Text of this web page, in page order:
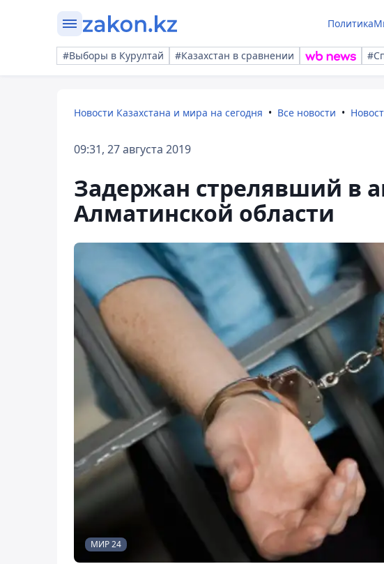
Политика
#Выборы в Курултай #Казахстан в сравнении
Новости Казахстана и мира на сегодня Все новости
09:31, 27 августа 2019
Задержан стрелявший в
Алматинской области
МИР 24